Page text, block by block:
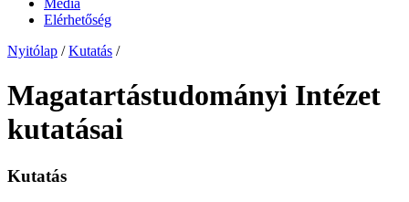
Elérhetőség
Nyitólap / Kutatás /
Magatartástudományi Intézet
kutatásai
Kutatás